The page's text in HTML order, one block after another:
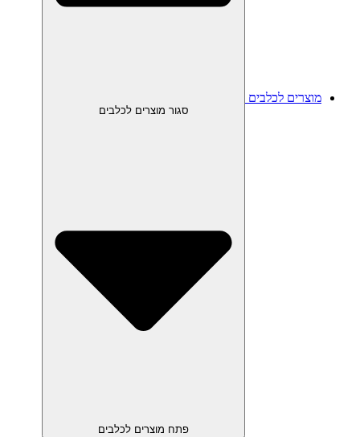
מוצרים לכלבים
סגור מוצרים לכלבים
פתח מוצרים לכלבים